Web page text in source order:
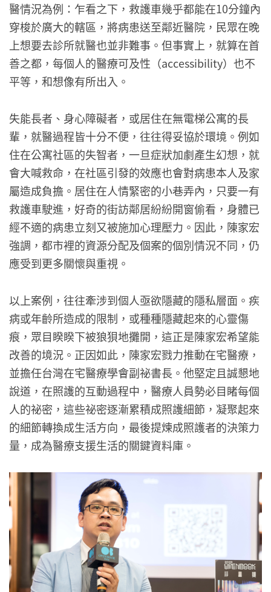
醫情況為例：乍看之下，救護車幾乎都能在10分鐘內
穿梭於廣大的轄區，將病患送至鄰近醫院，民眾在晚
上想要去診所就醫也並非難事。但事實上，就算在首
善之都，每個人的醫療可及性（accessibility）也不
平等，和想像有所出入。
失能長者、身心障礙者，或居住在無電梯公寓的長
輩，就醫過程皆十分不便，往往得妥協於環境。例如
住在公寓社區的失智者，一旦症狀加劇產生幻想，就
會大喊救命，在社區引發的效應也會對病患本人及家
屬造成負擔。居住在人情緊密的小巷弄內，只要一有
救護車駛進，好奇的街訪鄰居紛紛開窗偷看，身體已
經不適的病患立刻又被施加心理壓力。因此，陳家宏
強調，都市裡的資源分配及個案的個別情況不同，仍
應受到更多關懷與重視。
以上案例，往往牽涉到個人亟欲隱藏的隱私層面。疾
病或年齡所造成的限制，或種種隱藏起來的心靈傷
痕，眾目睽睽下被狼狽地攤開，這正是陳家宏希望能
改善的境況。正因如此，陳家宏戮力推動在宅醫療，
並擔任台灣在宅醫療學會副祕書長。他堅定且誠懇地
說道，在照護的互動過程中，醫療人員勢必目睹每個
人的祕密，這些祕密逐漸累積成照護細節，凝聚起來
的細節轉換成生活方向，最後提煉成照護者的決策力
量，成為醫療支援生活的關鍵資料庫。